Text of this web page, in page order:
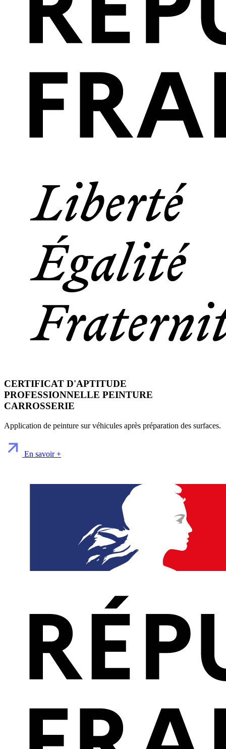
CERTIFICAT D'APTITUDE
PROFESSIONNELLE PEINTURE
CARROSSERIE
Application de peinture sur véhicules après préparation des surfaces.
En savoir +